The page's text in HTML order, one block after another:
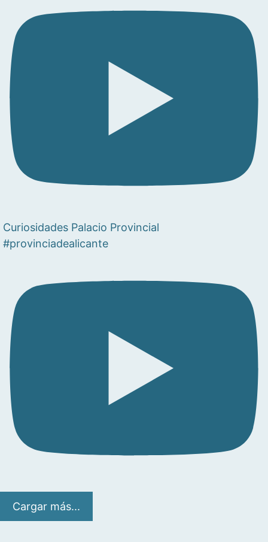
Curiosidades Palacio Provincial
#provinciadealicante
Cargar más...